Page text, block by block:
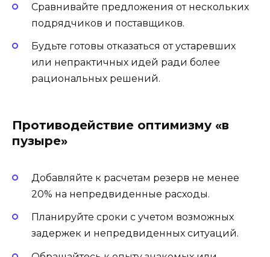
Сравнивайте предложения от нескольких
подрядчиков и поставщиков.
Будьте готовы отказаться от устаревших
или непрактичных идей ради более
рациональных решений.
Противодействие оптимизму «в
пузыре»
Добавляйте к расчетам резерв не менее
20% на непредвиденные расходы.
Планируйте сроки с учетом возможных
задержек и непредвиденных ситуаций.